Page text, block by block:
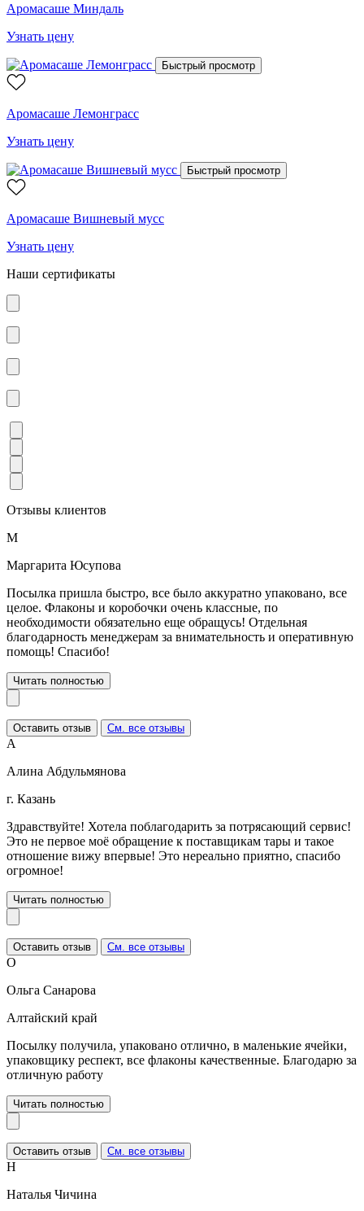
Аромасаше Миндаль
Узнать цену
Быстрый просмотр
Аромасаше Лемонграсс
Узнать цену
Быстрый просмотр
Аромасаше Вишневый мусс
Узнать цену
Наши сертификаты
Отзывы клиентов
М
Маргарита Юсупова
Посылка пришла быстро, все было аккуратно упаковано, все
целое. Флаконы и коробочки очень классные, по
необходимости обязательно еще обращусь! Отдельная
благодарность менеджерам за внимательность и оперативную
помощь! Спасибо!
Читать полностью
Оставить отзыв См. все отзывы
А
Алина Абдульмянова
г. Казань
Здравствуйте! Хотела поблагодарить за потрясающий сервис!
Это не первое моё обращение к поставщикам тары и такое
отношение вижу впервые! Это нереально приятно, спасибо
огромное!
Читать полностью
Оставить отзыв См. все отзывы
О
Ольга Санарова
Алтайский край
Посылку получила, упаковано отлично, в маленькие ячейки,
упаковщику респект, все флаконы качественные. Благодарю за
отличную работу
Читать полностью
Оставить отзыв См. все отзывы
Н
Наталья Чичина